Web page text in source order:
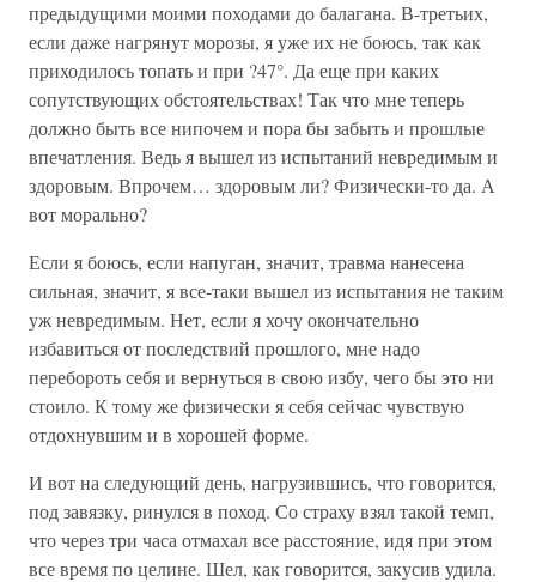
предыдущими моими походами до балагана. В-третьих,
если даже нагрянут морозы, я уже их не боюсь, так как
приходилось топать и при ?47°. Да еще при каких
сопутствующих обстоятельствах! Так что мне теперь
должно быть все нипочем и пора бы забыть и прошлые
впечатления. Ведь я вышел из испытаний невредимым и
здоровым. Впрочем… здоровым ли? Физически-то да. А
вот морально?
Если я боюсь, если напуган, значит, травма нанесена
сильная, значит, я все-таки вышел из испытания не таким
уж невредимым. Нет, если я хочу окончательно
избавиться от последствий прошлого, мне надо
перебороть себя и вернуться в свою избу, чего бы это ни
стоило. К тому же физически я себя сейчас чувствую
отдохнувшим и в хорошей форме.
И вот на следующий день, нагрузившись, что говорится,
под завязку, ринулся в поход. Со страху взял такой темп,
что через три часа отмахал все расстояние, идя при этом
все время по целине. Шел, как говорится, закусив удила.